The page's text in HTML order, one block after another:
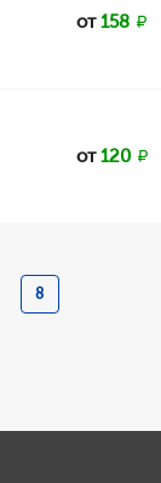
от158
от120
8